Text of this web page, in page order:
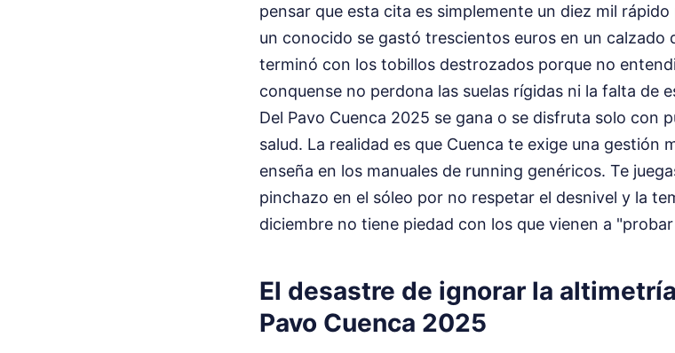
pensar que esta cita es simplemente un diez mil
un conocido se gastó trescientos euros en un calzado
terminó con los tobillos destrozados porque no
conquense no perdona las suelas rígidas ni la falta de
Del Pavo Cuenca 2025 se gana o se disfruta solo con
salud. La realidad es que Cuenca te exige una gestión
enseña en los manuales de running genéricos. Te
pinchazo en el sóleo por no respetar el desnivel y la
diciembre no tiene piedad con los que vienen a
El desastre de ignorar la
Pavo Cuenca 2025